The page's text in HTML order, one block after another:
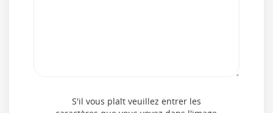
S'il vous plaît veuillez entrer les